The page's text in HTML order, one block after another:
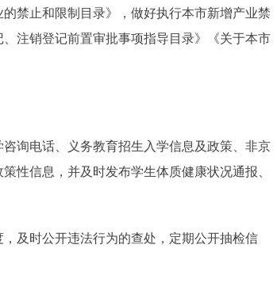
禁止和限制目录》，做好执行本市新增产业禁
注销登记前置审批事项指导目录》《关于本市
询电话、义务教育招生入学信息及政策、非京
性信息，并及时发布学生体质健康状况通报、
及时公开违法行为的查处，定期公开抽检信